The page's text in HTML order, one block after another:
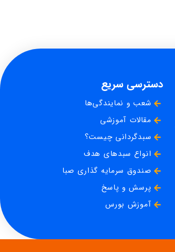
دسترسی سریع
شعب و نمایندگی‌ها
مقالات آموزشی
سبدگردانی چیست؟
انواع سبدهای هدف
صندوق سرمایه گذاری صبا
پرسش و پاسخ
آموزش بورس